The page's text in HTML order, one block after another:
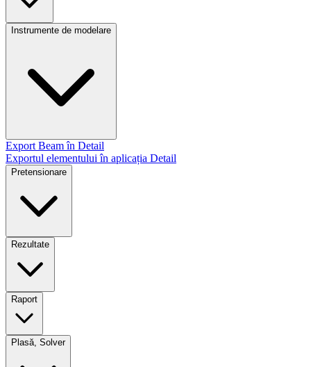
Instrumente de modelare
Export Beam în Detail
Exportul elementului în aplicația Detail
Pretensionare
Rezultate
Raport
Plasă, Solver